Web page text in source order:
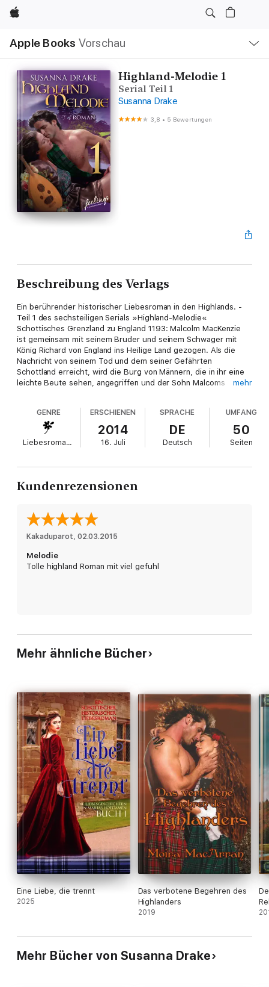
Apple
Apple Books Vorschau
Navigation
Menü
öffnen
Highland-Melodie 1
Serial Teil 1
Susanna Drake
3,8 • 5 Bewertungen
Beschreibung des Verlags
Ein berührender historischer Liebesroman in den Highlands. -
Teil 1 des sechsteiligen Serials »Highland-Melodie«
Schottisches Grenzland zu England 1193: Malcolm MacKenzie
ist gemeinsam mit seinem Bruder und seinem Schwager mit
König Richard von England ins Heilige Land gezogen. Als die
Nachricht von seinem Tod und dem seiner Gefährten
Schottland erreicht, wird die Burg von Männern, die in ihr eine
leichte Beute sehen, angegriffen und der Sohn Malcoms
sondern auch Seana, die Tochter des Laird, betört…
Der schottische Troubadour: Er greift zur Laute und nach ihrem
Herzen.
»Highland-Melodie« ist ein eBook von feelings –emotional
Mehr von uns ausgewählte romantische, prickelnde,
herzbeglückende eBooks findest Du auf unserer Facebook-
Seite: www.facebook.de/feelings.ebooks
uns auf Dich!
mehr
GENRE
Liebesromane
ERSCHIENEN
2014
16. Juli
SPRACHE
DE
Deutsch
UMFANG
50
Seiten
Kundenrezensionen
Kakaduparot, 02.03.2015
Melodie
Tolle highland Roman mit viel gefuhl
Mehr ähnliche Bücher
Eine Liebe, die trennt
2025
Das verbotene Begehren des
Highlanders
2019
Mehr Bücher von Susanna Drake